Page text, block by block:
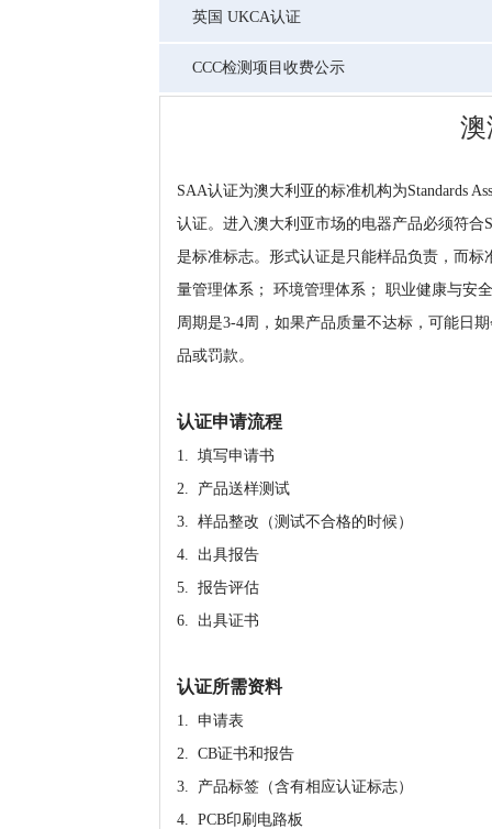
英国 UKCA认证
CCC检测项目收费公示
澳
SAA认证为澳大利亚的标准机构为Standards
认证。进入澳大利亚市场的电器产品必须符
是标准标志。形式认证是只能样品负责，而
量管理体系； 环境管理体系； 职业健康与安
周期是3-4周，如果产品质量不达标，可能日
品或罚款。
认证申请流程
1. 填写申请书
2. 产品送样测试
3. 样品整改（测试不合格的时候）
4. 出具报告
5. 报告评估
6. 出具证书
认证所需资料
1. 申请表
2. CB证书和报告
3. 产品标签（含有相应认证标志）
4. PCB印刷电路板